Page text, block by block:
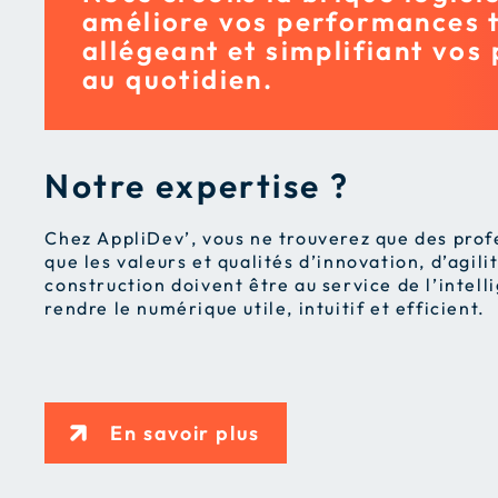
améliore vos performances
allégeant et simplifiant vos
au quotidien.
Notre expertise ?
Chez AppliDev’, vous ne trouverez que des
que les valeurs et qualités d’innovation,
construction doivent être au service de
rendre le numérique utile, intuitif et efficient.
En savoir plus